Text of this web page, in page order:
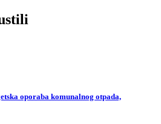
oporaba komunalnog otpada,